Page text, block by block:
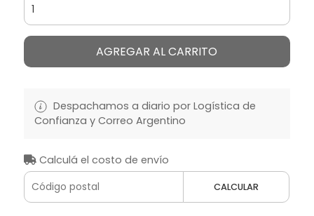
AGREGAR AL CARRITO
Despachamos a diario por Logística de
Confianza y Correo Argentino
Calculá el costo de envío
CALCULAR